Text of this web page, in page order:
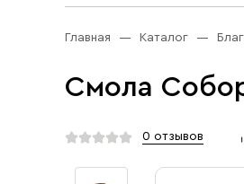
Церковная
Иконы
Бренды
Услуги
Главная Каталог
Смола
0 отзывов